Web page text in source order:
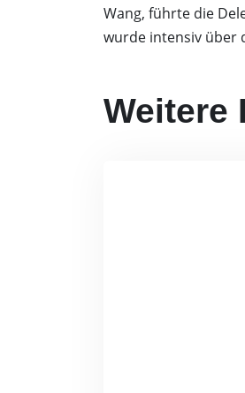
Wang, führte die
wurde intensiv über
Weitere